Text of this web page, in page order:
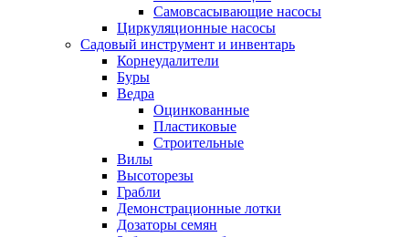
Самовсасывающие насосы
Циркуляционные насосы
Садовый инструмент и инвентарь
Корнеудалители
Буры
Ведра
Оцинкованные
Пластиковые
Строительные
Вилы
Высоторезы
Грабли
Демонстрационные лотки
Дозаторы семян